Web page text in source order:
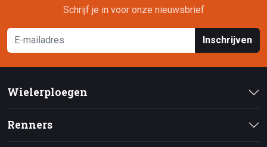
Schrijf je in voor onze nieuwsbrief
Inschrijven
Wielerploegen
Renners